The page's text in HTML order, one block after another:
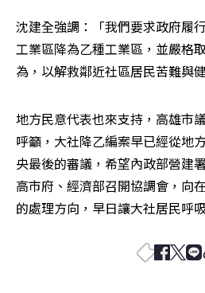
沈建全強調：「我們要求政府履
工業區降為乙種工業區，並嚴格
為，以解救鄰近社區居民苦難與健
地方民意代表也來支持，高雄市
呼籲，大社降乙編案早已經從地
央最後的審議，希望內政部營建
高市府、經濟部召開協調會，向
的處理方向，早日讓大社居民呼